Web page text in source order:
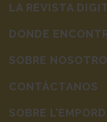
LA REVISTA
DONDE
SOBRE
CONTÁCTANOS
SOBRE